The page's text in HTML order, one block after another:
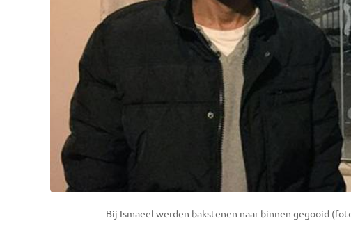
Bij Ismaeel werden bakstenen naar binnen gegooid